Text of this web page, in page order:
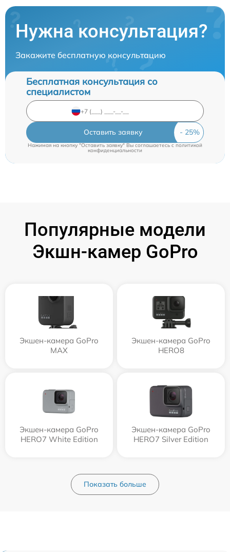
Нужна консультация?
Закажите бесплатную консультацию
Бесплатная консультация со
специалистом
Оставить заявку
Нажимая на кнопку "Оставить заявку" Вы соглашаетесь c политикой
конфиденциальности
Популярные модели
Экшн-камер GoPro
Экшен-камера GoPro
MAX
Экшен-камера GoPro
HERO8
Экшен-камера GoPro
HERO7 White Edition
Экшен-камера GoPro
HERO7 Silver Edition
Показать больше